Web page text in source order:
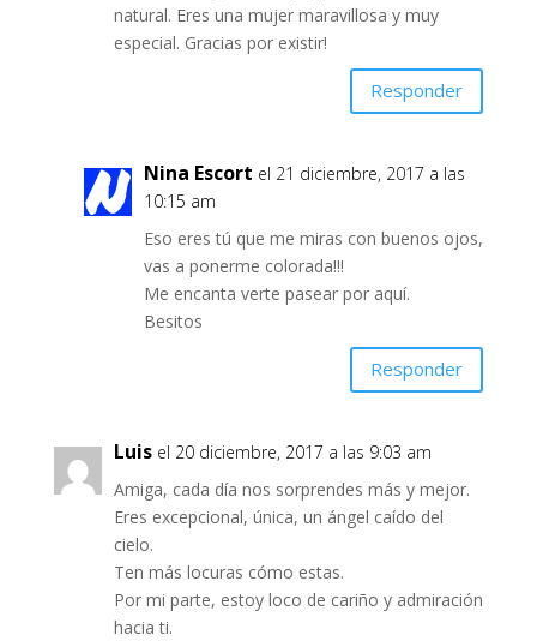
natural. Eres una mujer maravillosa y muy
especial. Gracias por existir!
Responder
Nina Escort el 21 diciembre, 2017 a las
10:15 am
Eso eres tú que me miras con buenos ojos,
vas a ponerme colorada!!!
Me encanta verte pasear por aquí.
Besitos
Responder
Luis el 20 diciembre, 2017 a las 9:03 am
Amiga, cada día nos sorprendes más y mejor.
Eres excepcional, única, un ángel caído del
cielo.
Ten más locuras cómo estas.
Por mi parte, estoy loco de cariño y admiración
hacia ti.